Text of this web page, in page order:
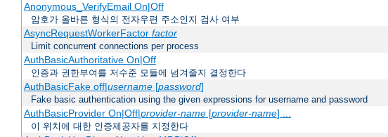
Anonymous_VerifyEmail On|Off
암호가 올바른 형식의 전자우편 주소인지 검사 여부
AsyncRequestWorkerFactor factor
Limit concurrent connections per process
AuthBasicAuthoritative On|Off
인증과 권한부여를 저수준 모듈에 넘겨줄지 결정한다
AuthBasicFake off|username[password]
Fake basic authentication using the given expressions for username and password
AuthBasicProvider On|Off|provider-name[provider-name] ...
이 위치에 대한 인증제공자를 지정한다